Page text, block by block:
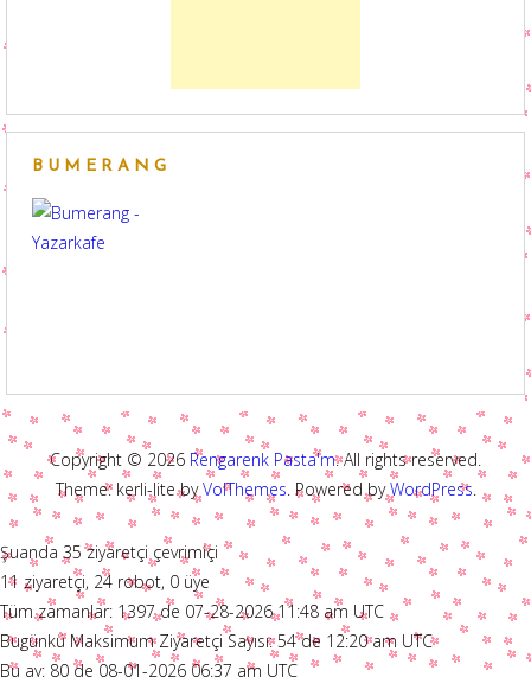
BUMERANG
Copyright © 2026 Rengarenk Pasta'm. All rights reserved.
Theme: kerli-lite byVolThemes. Powered byWordPress.
Şuanda 35 ziyaretçi çevrimiçi
11 ziyaretçi, 24 robot, 0 üye
Tüm zamanlar: 1397 de 07-28-2026 11:48 am UTC
Bugünkü Maksimum Ziyaretçi Sayısı: 54 de 12:20 am UTC
Bu ay: 80 de 08-01-2026 06:37 am UTC